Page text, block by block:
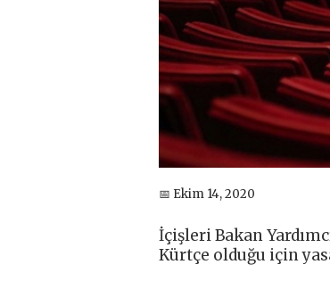
📅 Ekim 14, 2020
İçişleri Bakan
Kürtçe olduğu için